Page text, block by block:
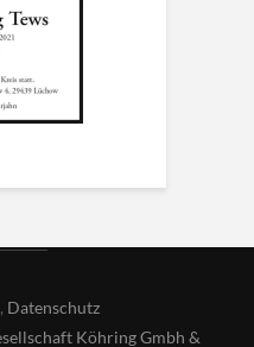
, Datenschutz
Köhring Gmbh &